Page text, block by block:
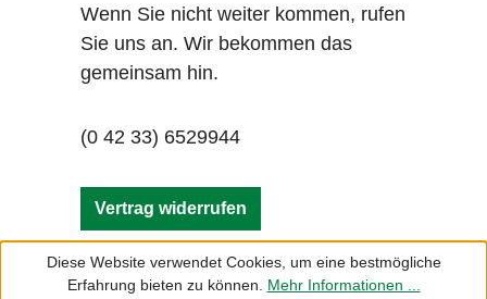
Wenn Sie nicht weiter kommen, rufen
Sie uns an. Wir bekommen das
gemeinsam hin.
(0 42 33) 6529944
Vertrag widerrufen
Diese Website verwendet Cookies, um eine bestmögliche
Erfahrung bieten zu können. Mehr Informationen ...